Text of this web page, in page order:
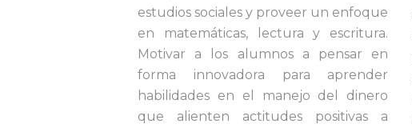
estudios sociales y proveer un enfoque
en matemáticas, lectura y escritura.
Motivar a los alumnos a pensar en
forma innovadora para aprender
habilidades en el manejo del dinero
que alienten actitudes positivas a